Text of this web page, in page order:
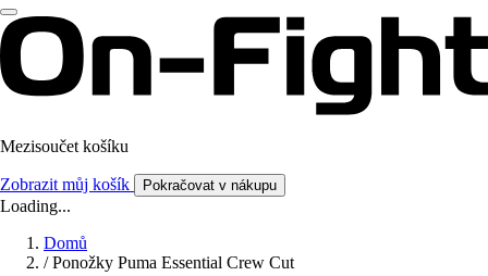
Mezisoučet košíku
Zobrazit můj košík Pokračovat v nákupu
Loading...
Domů
/ Ponožky Puma Essential Crew Cut